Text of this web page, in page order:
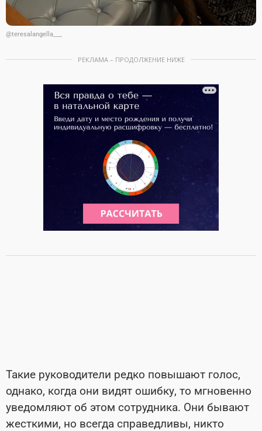
@teresalangella___
РЕКЛАМА – ПРОДОЛЖЕНИЕ НИЖЕ
Такие руководители редко повышают голос,
однако, когда они видят ошибку, то мгновенно
уведомляют об этом сотрудника. Они бывают
жесткими, но всегда справедливы, никто